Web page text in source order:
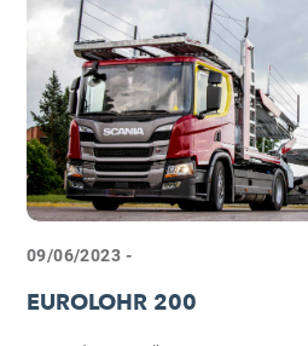
09/06/2023 -
EUROLOHR 200